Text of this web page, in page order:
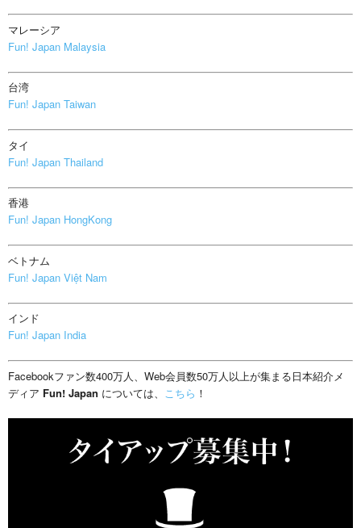
マレーシア
Fun! Japan Malaysia
台湾
Fun! Japan Taiwan
タイ
Fun! Japan Thailand
香港
Fun! Japan HongKong
ベトナム
Fun! Japan Việt Nam
インド
Fun! Japan India
Facebookファン数400万人、Web会員数50万人以上が集まる日本紹介メ
ディア Fun! Japan については、 こちら ！